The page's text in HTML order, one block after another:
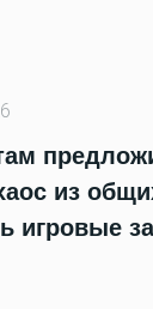
из
игровые